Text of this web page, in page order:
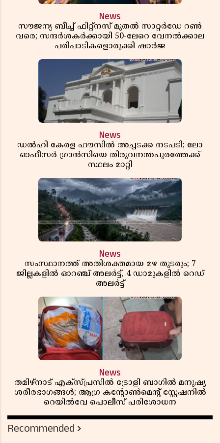
News
സൗജന്യ ബീച്ച് ഫിറ്റ്നസ് മുതൽ സാറ്റർഡേ റൺ
വരെ; സന്ദർശകർക്കായി 50-ലേറെ വേനൽക്കാല
പരിപാടികളൊരുക്കി ഷാർജ
News
ഡൽഹി കേരള ഹൗസിൽ അച്ചടക്ക നടപടി; ലോ
ഓഫീസർ ഗ്രാൻസിയെ തിരുവനന്തപുരത്തേക്ക്
സ്ഥലം മാറ്റി
News
സംസ്ഥാനത്ത് അതിശക്തമായ മഴ തുടരും; 7
ജില്ലകളിൽ ഓറഞ്ച് അലർട്ട്, 4 ഡാമുകളിൽ റെഡ്
അലർട്ട്
News
തമിഴ്‌നാട് എക്സ്പ്രസിൽ ട്രോളി ബാഗിൽ മനുഷ്യ
ശരീരഭാഗങ്ങൾ; ആഗ്ര കൻ്റോൺമെൻ്റ് സ്റ്റേഷനിൽ
റെയിൽവേ പൊലീസ് പരിശോധന
Recommended